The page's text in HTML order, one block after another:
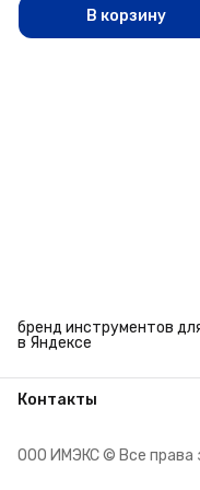
В корзину
бренд инструментов
в Яндексе
Контакты
Телефон
ООО ИМЭКС © Все